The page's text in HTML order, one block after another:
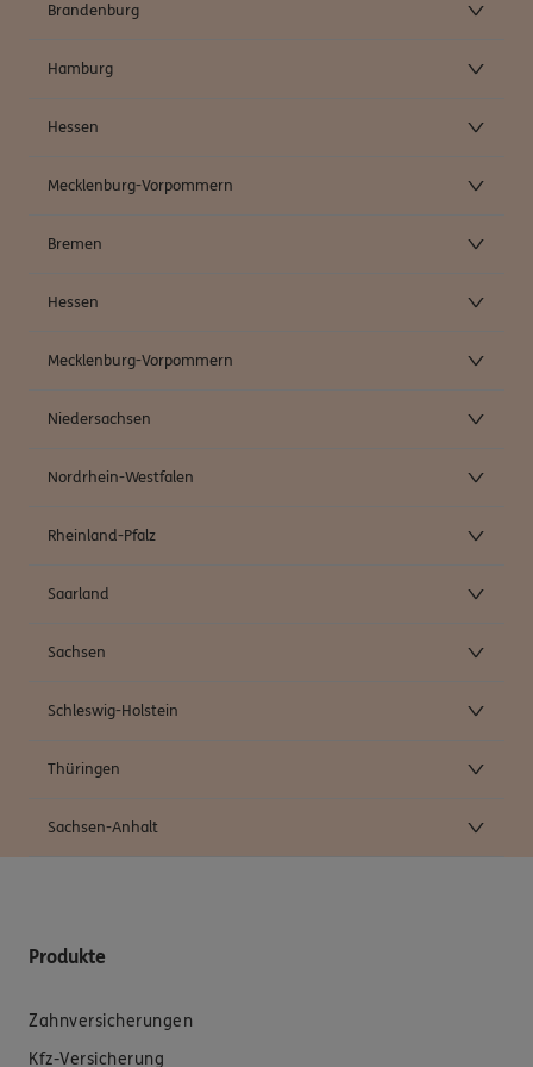
Brandenburg
Hamburg
Hessen
Mecklenburg-Vorpommern
Bremen
Hessen
Mecklenburg-Vorpommern
Niedersachsen
Nordrhein-Westfalen
Rheinland-Pfalz
Saarland
Sachsen
Schleswig-Holstein
Thüringen
Sachsen-Anhalt
Produkte
Zahnversicherungen
Kfz-Versicherung